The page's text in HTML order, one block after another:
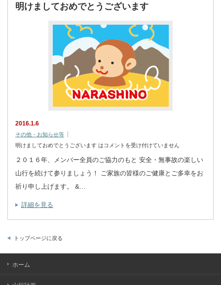
明けましておめでとうございます
2016.1.6
その他・お知らせ等
明けましておめでとうございます は コメントを受け付けていません
２０１６年、メンバー全員のご協力のもと 安全・無事故の楽しい
山行を続けて参りましょう！ ご家族の皆様のご健康とご多幸をお
祈り申し上げます。 &…
詳細を見る
トップページに戻る
ホーム